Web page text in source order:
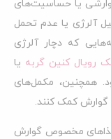
یا حساسیت‌های
آلرژی یا عدم تحمل
که دچار آلرژی
رویال کنین گربه یا
همچنین، مکمل‌های
گوارش کمک کنند.
غذاهای مخصوص گوارش